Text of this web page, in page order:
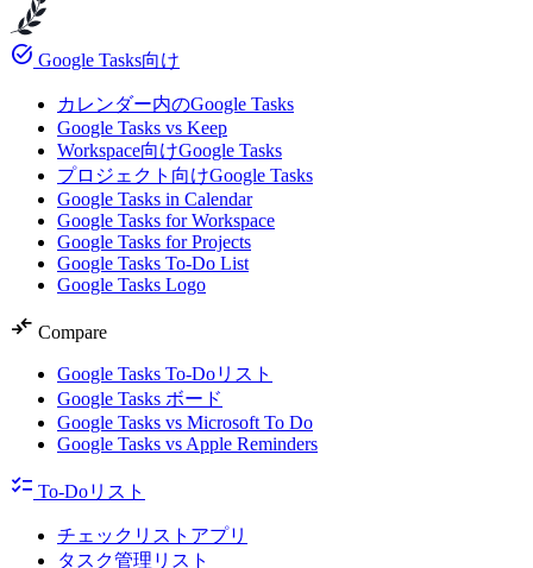
task_alt Google Tasks向け
カレンダー内のGoogle Tasks
Google Tasks vs Keep
Workspace向けGoogle Tasks
プロジェクト向けGoogle Tasks
Google Tasks in Calendar
Google Tasks for Workspace
Google Tasks for Projects
Google Tasks To-Do List
Google Tasks Logo
compare_arrows Compare
Google Tasks To-Doリスト
Google Tasks ボード
Google Tasks vs Microsoft To Do
Google Tasks vs Apple Reminders
checklist To-Doリスト
チェックリストアプリ
タスク管理リスト